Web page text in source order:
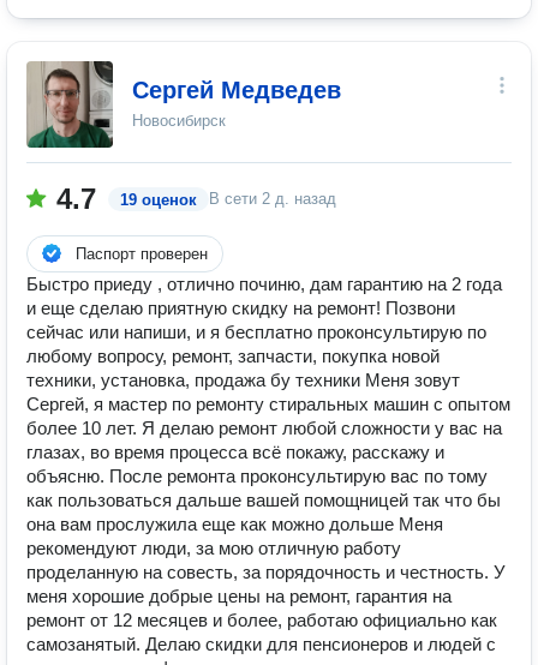
Сергей Медведев
Новосибирск
4.7 19 оценок В сети 2 д. назад
Паспорт проверен
Быстро приеду , отлично починю, дам гарантию на 2 года
и еще сделаю приятную скидку на ремонт! Позвони
сейчас или напиши, и я бесплатно проконсультирую по
любому вопросу, ремонт, запчасти, покупка новой
техники, установка, продажа бу техники Меня зовут
Сергей, я мастер по ремонту стиральных машин с опытом
более 10 лет. Я делаю ремонт любой сложности у вас на
глазах, во время процесса всё покажу, расскажу и
объясню. После ремонта проконсультирую вас по тому
как пользоваться дальше вашей помощницей так что бы
она вам прослужила еще как можно дольше Меня
рекомендуют люди, за мою отличную работу
проделанную на совесть, за порядочность и честность. У
меня хорошие добрые цены на ремонт, гарантия на
ремонт от 12 месяцев и более, работаю официально как
самозанятый. Делаю скидки для пенсионеров и людей с